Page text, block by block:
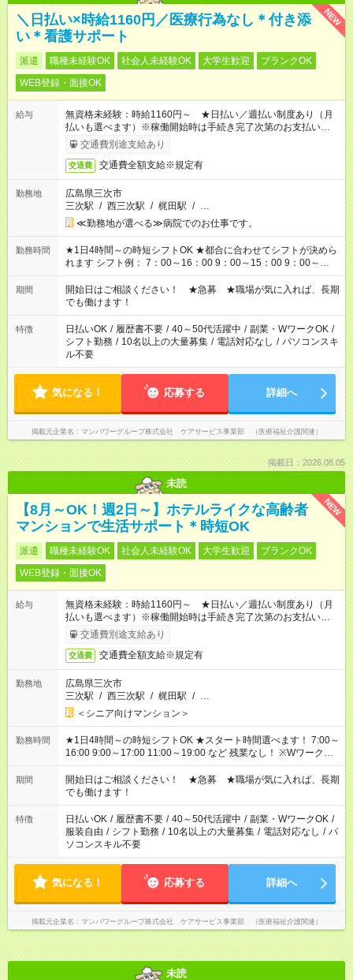
NEW
＼日払い×時給1160円／医療行為なし＊付き添
い＊看護サポート
派遣 職種未経験OK 社会人未経験OK 大学生歓迎
ブランクOK
WEB登録・面接OK
給与
無資格未経験：時給1160円～ ★日払い／週払い制度あり（月
払いも選べます）※稼働開始時は手続き完了次第のお支払いとな
ります。
交通費別途支給あり
交通費 交通費全額支給※規定有
勤務地
広島県三次市
三次駅 / 西三次駅 / 梶田駅 / …
≪勤務地が選べる≫病院でのお仕事です。
勤務時間
★1日4時間～の時短シフトOK ★都合に合わせてシフトが決めら
れます シフト例： 7：00～16：00 9：00～15：00 9：00～
18：00 11：00～20：00 など ※Wワークの場合、他のお仕事と
合わせ週40時間超の就業はご案内できません ※法令に基づき、
週20時間以上勤務は社会保険への加入対象となります ※労働者
派遣法（日雇い派遣の原則禁止）により、短時間・短期間の就
業はご案内が難しい場合があります
期間
開始日はご相談ください！ ★急募 ★職場が気に入れば、長期
でも働けます！
特徴 日払いOK / 履歴書不要 / 40～50代活躍中 / 副業・WワークOK /
シフト勤務 / 10名以上の大量募集 / 電話対応なし / パソコンスキ
ル不要
気になる！ 応募する 詳細へ
掲載元企業名 マンパワーグループ株式会社 ケアサービス事業部 （医療福祉介護関連）
掲載日：2026.08.05
未読
NEW
【8月～OK！週2日～】ホテルライクな高齢者
マンションで生活サポート＊時短OK
派遣 職種未経験OK 社会人未経験OK 大学生歓迎
ブランクOK
WEB登録・面接OK
給与
無資格未経験：時給1160円～ ★日払い／週払い制度あり（月
払いも選べます）※稼働開始時は手続き完了次第のお支払いとな
ります。
交通費別途支給あり
交通費 交通費全額支給※規定有
勤務地
広島県三次市
三次駅 / 西三次駅 / 梶田駅 / …
＜シニア向けマンション＞
勤務時間
★1日4時間～の時短シフトOK ★スタート時間選べます！ 7:00～
16:00 9:00～17:00 11:00～19:00 など 残業なし！ ※Wワークの
場合、他のお仕事と合わせ週40時間超の就業はご案内できませ
ん ※法令に基づき、週20時間以上勤務は社会保険への加入対象
となります ※労働者派遣法（日雇い派遣の原則禁止）により、
短時間・短期間の就業はご案内が難しい場合があります
期間
開始日はご相談ください！ ★急募 ★職場が気に入れば、長期
でも働けます！
特徴 日払いOK / 履歴書不要 / 40～50代活躍中 / 副業・WワークOK /
服装自由 / シフト勤務 / 10名以上の大量募集 / 電話対応なし / パ
ソコンスキル不要
気になる！ 応募する 詳細へ
掲載元企業名 マンパワーグループ株式会社 ケアサービス事業部 （医療福祉介護関連）
未読